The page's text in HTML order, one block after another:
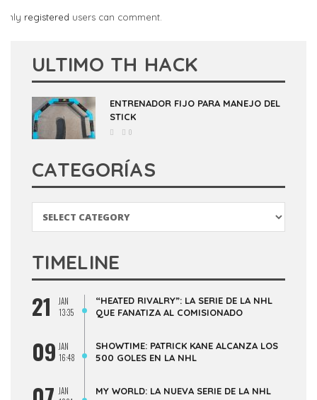
Only registered users can comment.
ULTIMO TH HACK
ENTRENADOR FIJO PARA MANEJO DEL
STICK
0
CATEGORÍAS
TIMELINE
21
JAN
13:35
“HEATED RIVALRY”: LA SERIE DE LA NHL
QUE FANATIZA AL COMISIONADO
09 JAN
16:48
SHOWTIME: PATRICK KANE ALCANZA LOS
500 GOLES EN LA NHL
JAN
MY WORLD: LA NUEVA SERIE DE LA NHL